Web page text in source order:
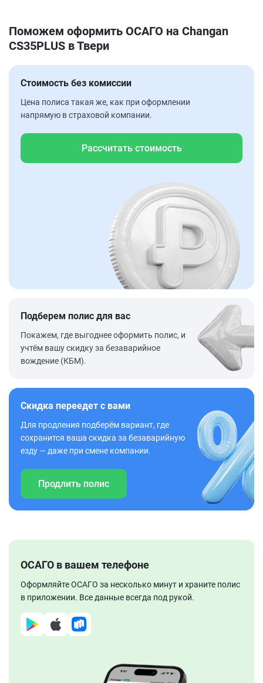
Поможем оформить ОСАГО на Changan
CS35PLUS в Твери
Стоимость без комиссии
Цена полиса такая же, как при оформлении
напрямую в страховой компании.
Рассчитать стоимость
Подберем полис для вас
Покажем, где выгоднее оформить полис, и
учтём вашу скидку за безаварийное
вождение (КБМ).
Скидка переедет с вами
Для продления подберём вариант, где
сохранится ваша скидка за безаварийную
езду — даже при смене компании.
Продлить полис
ОСАГО в вашем телефоне
Оформляйте ОСАГО за несколько минут и храните полис
в приложении. Все данные всегда под рукой.